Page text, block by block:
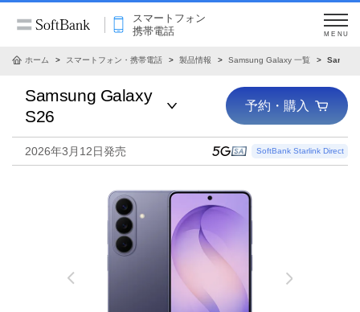
スマートフォン
携帯電話
MENU
ホーム スマートフォン・携帯電話 製品情報 Samsung Galaxy 一覧
Samsung Galaxy
S26
予約・購入
2026年3月12日発売